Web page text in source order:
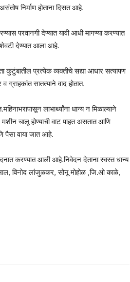
निर्माण होताना दिसत आहे.
परवानगी देण्यात यावी आधी मागण्या करण्यात
शेवटी देण्यात आला आहे.
कुटुंबातील प्रत्येक व्यक्तीचे सद्या आधार सत्यापण
सातत्याने वाद होतात.
लाभार्थ्यांना धान्य न मिळाल्याने
चालू होण्याची वाट पाहत असतात आणि
पैसा वाया जात आहे.
करण्यात आली आहे.निवेदन देताना स्वस्त धान्य
विनोद लांजुळकर, सोनू मोहोळ ,जि.ओ काळे,